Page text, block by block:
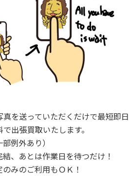
を送っていただくだけで最短即
出張買取いたします。
部例外あり）
、あとは作業日を待つだけ！
みのご利用もＯＫ！